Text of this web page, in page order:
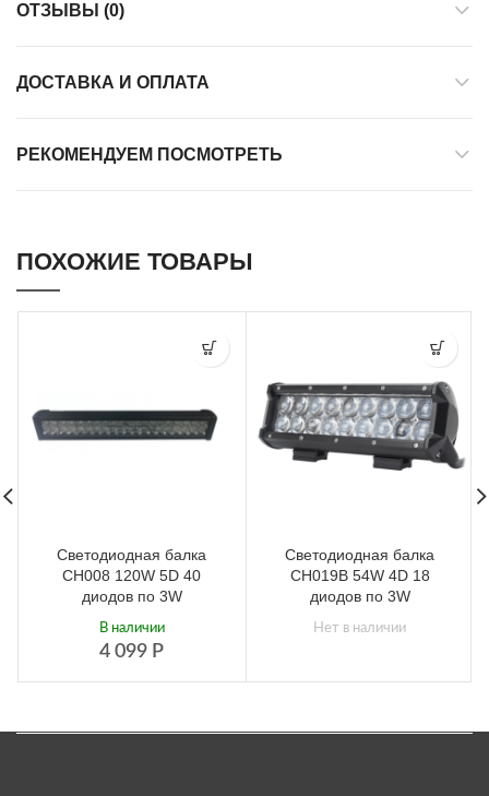
ОТЗЫВЫ (0)
ДОСТАВКА И ОПЛАТА
РЕКОМЕНДУЕМ ПОСМОТРЕТЬ
ПОХОЖИЕ ТОВАРЫ
Светодиодная балка
CH008 120W 5D 40
диодов по 3W
4 099 Р
В наличии
Светодиодная балка
CH019B 54W 4D 18
диодов по 3W
Нет в наличии